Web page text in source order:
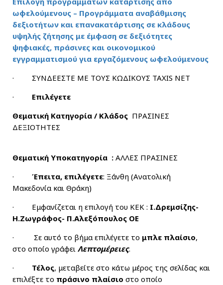
ωφελούμενους – Προγράμματα αναβάθμισης
δεξιοτήτων και επανακατάρτισης σε κλάδους
υψηλής ζήτησης με έμφαση σε δεξιότητες
ψηφιακές, πράσινες και οικονομικού
εγγραμματισμού για εργαζόμενους ωφελούμενους
· ΣΥΝΔΕΕΣΤΕ ΜΕ ΤΟΥΣ ΚΩΔΙΚΟΥΣ TAXIS NET
· Επιλέγετε
Θεματική Κατηγορία / Κλάδος ΠΡΑΣΙΝΕΣ
ΔΕΞΙΟΤΗΤΕΣ
Θεματική Υποκατηγορία : ΑΛΛΕΣ ΠΡΑΣΙΝΕΣ
· Έπειτα, επιλέγετε: Ξάνθη (Ανατολική
Μακεδονία και Θράκη)
· Εμφανίζεται η επιλογή του ΚΕΚ : Ι.Δρεμσίζης-
Η.Ζωγράφος- Π.Αλεξόπουλος ΟΕ
· Σε αυτό το βήμα επιλέγετε το μπλε πλαίσιο,
στο οποίο γράφει Λεπτομέρειες.
· Τέλος, μεταβείτε στο κάτω μέρος της σελίδας και
επιλέξτε το πράσινο πλαίσιο στο οποίο